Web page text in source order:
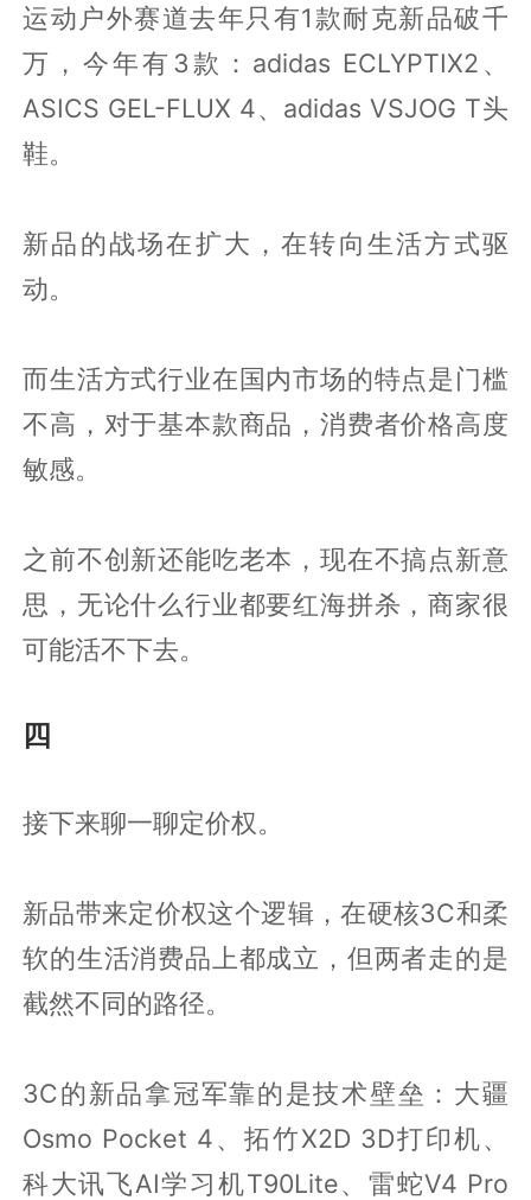
运动户外赛道去年只有1款耐克新品破千
万，今年有3款：adidas ECLYPTIX2、
ASICS GEL-FLUX 4、adidas VSJOG T头
鞋。
新品的战场在扩大，在转向生活方式驱
动。
而生活方式行业在国内市场的特点是门槛
不高，对于基本款商品，消费者价格高度
敏感。
之前不创新还能吃老本，现在不搞点新意
思，无论什么行业都要红海拼杀，商家很
可能活不下去。
四
接下来聊一聊定价权。
新品带来定价权这个逻辑，在硬核3C和柔
软的生活消费品上都成立，但两者走的是
截然不同的路径。
3C的新品拿冠军靠的是技术壁垒：大疆
Osmo Pocket 4、拓竹X2D 3D打印机、
科大讯飞AI学习机T90Lite、雷蛇V4 Pro